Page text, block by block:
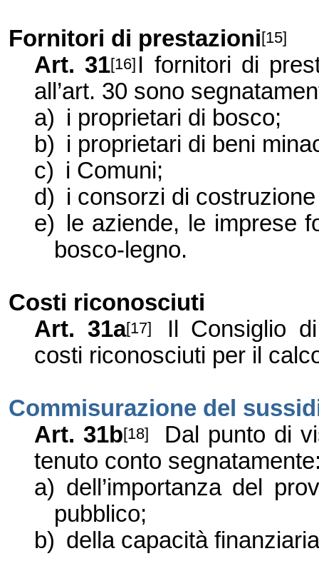
Fornitori di prestazioni[15]
Art. 31[16] I fornitori di
all’art. 30 sono
a) i proprietari di bosco;
b) i proprietari di beni
c) i Comuni;
d) i consorzi di
e)
le aziende, le imprese
bosco-legno.
Costi riconosciuti
Art. 31a[17]
Il Consiglio
costi riconosciuti per il
Commisurazione del
Art. 31b[18]
Dal punto di
tenuto conto
a) dell’importanza del
pubblico;
b) della capacità